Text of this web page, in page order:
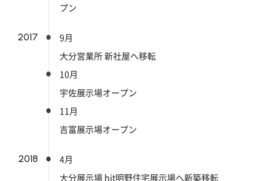
プン
2017
9月
大分営業所 新社屋へ移転
10月
宇佐展示場オープン
11月
吉富展示場オープン
2018
4月
大分展示場 hit明野住宅展示場へ新築移転